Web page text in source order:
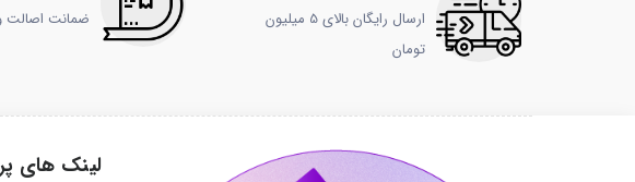
ارسال رایگان بالای 5 میلیون
تومان
ضمانت اصالت
لینک های پر